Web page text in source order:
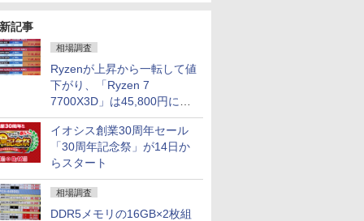
記事
相場調査
Ryzenが上昇から一転して値
下がり、「Ryzen 7
7700X3D」は45,800円に急
落し「Ryzen 7 7800X3D」
との価格逆転解消 [8月前半の
CPU価格]
イオシス創業30周年セール
「30周年記念祭」が14日か
らスタート
相場調査
DDR5メモリの16GB×2枚組